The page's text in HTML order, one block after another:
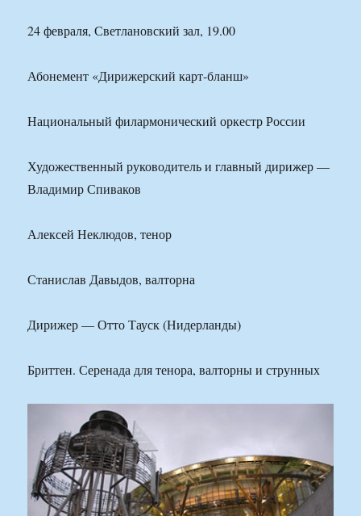
24 февраля, Светлановский зал, 19.00
Абонемент «Дирижерский карт-бланш»
Национальный филармонический оркестр России
Художественный руководитель и главный дирижер —
Владимир Спиваков
Алексей Неклюдов, тенор
Станислав Давыдов, валторна
Дирижер — Отто Тауск (Нидерланды)
Бриттен. Серенада для тенора, валторны и струнных